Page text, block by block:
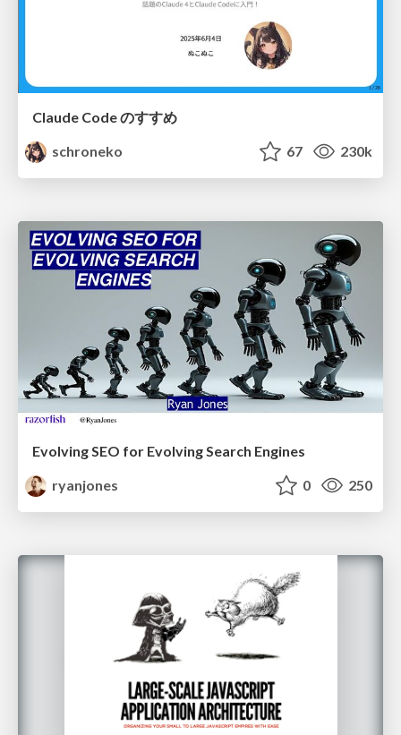
Claude Code のすすめ
schroneko
67 230k
Evolving SEO for Evolving Search Engines
ryanjones
0 250